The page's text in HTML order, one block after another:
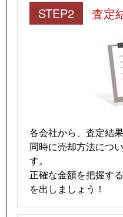
STEP2 査定
各会社から、査定結果
同時に売却方法につ
す。
正確な金額を把握す
を出しましょう！